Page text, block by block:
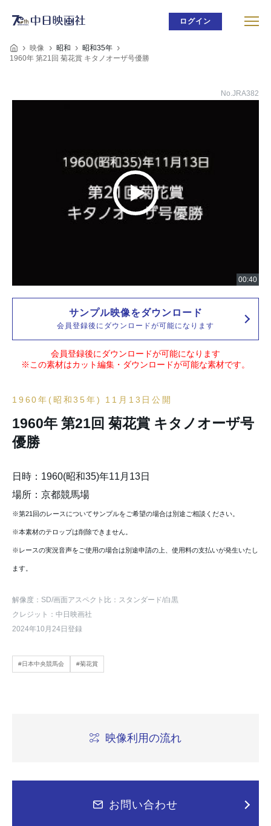
ログイン
映像 昭和
昭和35年
1960年 第21回 菊花賞 キタノオーザ号優勝
No.JRA382
サンプル映像をダウンロード
会員登録後にダウンロードが可能になります
会員登録後にダウンロードが可能になります
※この素材はカット編集・ダウンロードが可能な素材です。
1960年(昭和35年) 11月13日公開
1960年 第21回 菊花賞 キタノオーザ号
優勝
日時：1960(昭和35)年11月13日
場所：京都競馬場
※第21回のレースについてサンプルをご希望の場合は別途ご相談ください。
※本素材のテロップは削除できません。
※レースの実況音声をご使用の場合は別途申請の上、使用料の支払いが発生いたし
ます。
解像度：SD/画面アスペクト比：スタンダード/白黒
クレジット：中日映画社
2024年10月24日登録
#日本中央競馬会 #菊花賞
映像利用の流れ
お問い合わせ